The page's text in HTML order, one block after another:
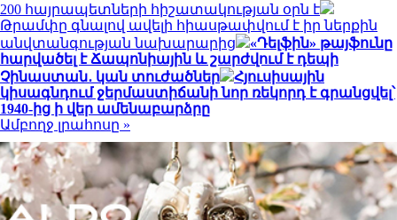
200 հայրապետների հիշատակության օրն է
Թրամփը գնալով ավելի հիասթափվում է իր ներքին
անվտանգության նախարարից
«Դելֆին» թայֆունը
հարվածել է Ճապոնիային և շարժվում է դեպի
Չինաստան․ կան տուժածներ
Հյուսիսային
կիսագնդում ջերմաստիճանի նոր ռեկորդ է գրանցվել՝
1940-ից ի վեր ամենաբարձրը
Ամբողջ լրահոսը »